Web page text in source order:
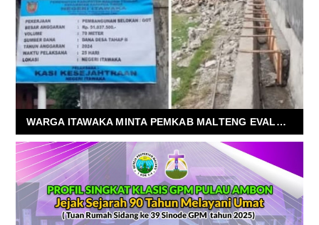
WARGA ITAWAKA MINTA PEMKAB MALTENG EVALUASI KINERJA KADES